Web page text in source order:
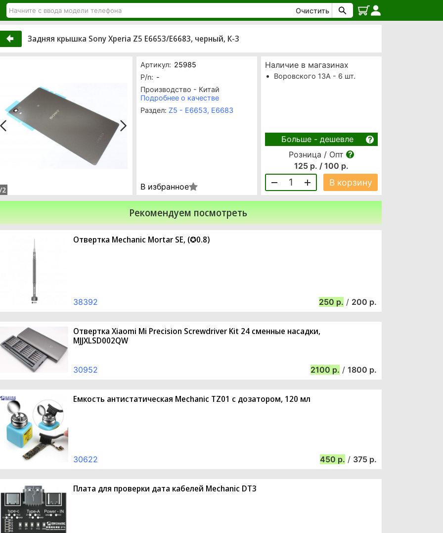
Очистить
Задняя крышка Sony Xperia Z5 E6653/E6683, черный, К-3
2
Артикул: 25985
P/n: -
Производство - Китай
Подробнее о качестве
Раздел: Z5 - E6653, E6683
В избранное
Наличие в магазинах
Воровского 13А - 6 шт.
Больше - дешевле
Розница / Опт
125 р. / 100 р.
1 В корзину
Рекомендуем посмотреть
Отвертка Mechanic Mortar SE, (✪0.8)
38392 250 / 200
Отвертка Xiaomi Mi Precision Screwdriver Kit 24 сменные насадки,
MJJXLSD002QW
30952 2100 / 1800
Емкость антистатическая Mechanic TZ01 с дозатором, 120 мл
30622 450 / 375
Плата для проверки дата кабелей Mechanic DT3